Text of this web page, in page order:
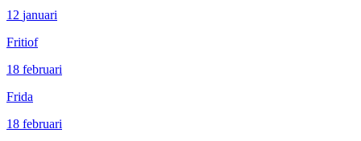
12 januari
Fritiof
18 februari
Frida
18 februari